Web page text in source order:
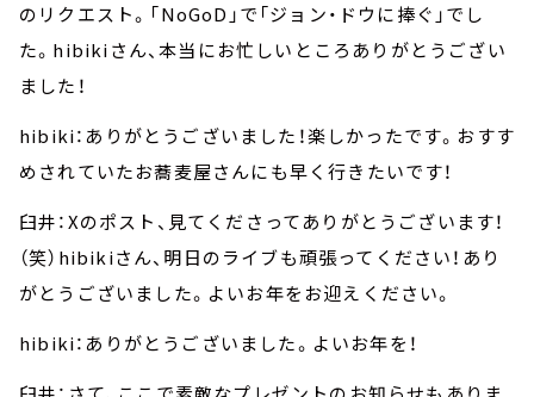
のリクエスト。「NoGoD」で「ジョン・ドウに捧ぐ」でし
た。hibikiさん、本当にお忙しいところありがとうござい
ました！
hibiki：ありがとうございました！楽しかったです。おすす
めされていたお蕎麦屋さんにも早く行きたいです！
臼井：Xのポスト、見てくださってありがとうございます！
（笑）hibikiさん、明日のライブも頑張ってください！あり
がとうございました。よいお年をお迎えください。
hibiki：ありがとうございました。よいお年を！